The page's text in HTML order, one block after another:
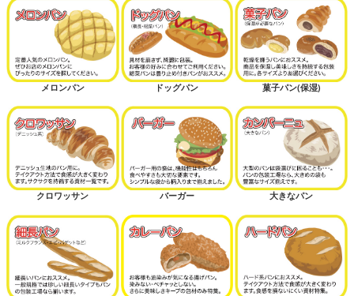
メロンパン ドッグパン 菓子パン(保湿)
クロワッサン バーガー 大きなパン